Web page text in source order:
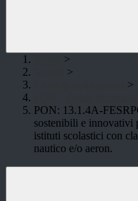
>
>
>
PON: 13.1.4A-
sostenibili e innovativi
istituti scolastici con
nautico e/o aeron.